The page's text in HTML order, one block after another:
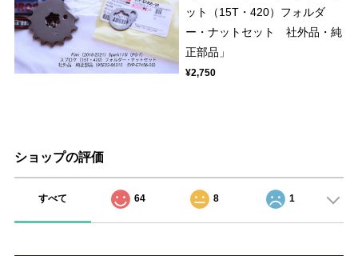
ット（15T・420）フォルダ
ー・ナットセット 社外品・純
正部品」
¥2,750
ショップの評価
すべて 64 8 1